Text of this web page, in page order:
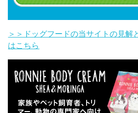
＞＞ドッグフードの当サイトの見解
はこちら